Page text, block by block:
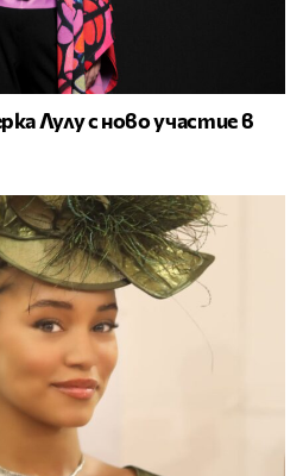
Лулу с ново участие в